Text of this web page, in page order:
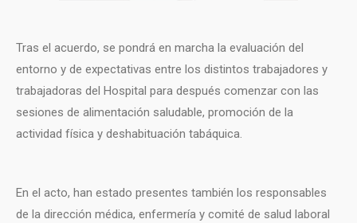
Tras el acuerdo, se pondrá en marcha la evaluación del
entorno y de expectativas entre los distintos trabajadores y
trabajadoras del Hospital para después comenzar con las
sesiones de alimentación saludable, promoción de la
actividad física y deshabituación tabáquica.
En el acto, han estado presentes también los responsables
de la dirección médica, enfermería y comité de salud laboral